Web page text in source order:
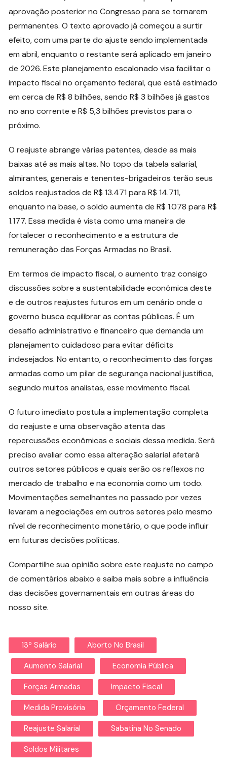
aprovação posterior no Congresso para se tornarem
permanentes. O texto aprovado já começou a surtir
efeito, com uma parte do ajuste sendo implementada
em abril, enquanto o restante será aplicado em janeiro
de 2026. Este planejamento escalonado visa facilitar o
impacto fiscal no orçamento federal, que está estimado
em cerca de R$ 8 bilhões, sendo R$ 3 bilhões já gastos
no ano corrente e R$ 5,3 bilhões previstos para o
próximo.
O reajuste abrange várias patentes, desde as mais
baixas até as mais altas. No topo da tabela salarial,
almirantes, generais e tenentes-brigadeiros terão seus
soldos reajustados de R$ 13.471 para R$ 14.711,
enquanto na base, o soldo aumenta de R$ 1.078 para R$
1.177. Essa medida é vista como uma maneira de
fortalecer o reconhecimento e a estrutura de
remuneração das Forças Armadas no Brasil.
Em termos de impacto fiscal, o aumento traz consigo
discussões sobre a sustentabilidade econômica deste
e de outros reajustes futuros em um cenário onde o
governo busca equilibrar as contas públicas. É um
desafio administrativo e financeiro que demanda um
planejamento cuidadoso para evitar déficits
indesejados. No entanto, o reconhecimento das forças
armadas como um pilar de segurança nacional justifica,
segundo muitos analistas, esse movimento fiscal.
O futuro imediato postula a implementação completa
do reajuste e uma observação atenta das
repercussões econômicas e sociais dessa medida. Será
preciso avaliar como essa alteração salarial afetará
outros setores públicos e quais serão os reflexos no
mercado de trabalho e na economia como um todo.
Movimentações semelhantes no passado por vezes
levaram a negociações em outros setores pelo mesmo
nível de reconhecimento monetário, o que pode influir
em futuras decisões políticas.
Compartilhe sua opinião sobre este reajuste no campo
de comentários abaixo e saiba mais sobre a influência
das decisões governamentais em outras áreas do
nosso site.
13º Salário Aborto No Brasil
Aumento Salarial Economia Pública
Forças Armadas Impacto Fiscal
Medida Provisória Orçamento Federal
Reajuste Salarial Sabatina No Senado
Soldos Militares